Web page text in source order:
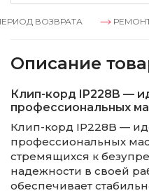
ВОЗВРАТА РЕМОНТ
Описание
Клип-корд IP228B —
профессиональных
Клип-корд IP228B —
профессиональных
стремящихся к
надежности в своей
обеспечивает